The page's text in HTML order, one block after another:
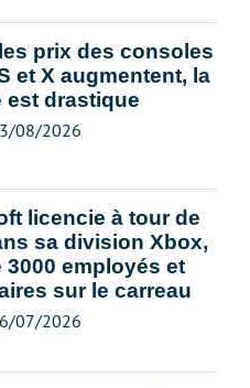
prix des consoles
et X augmentent, la
est drastique
08/2026
licencie à tour de
sa division Xbox,
3000 employés et
sur le carreau
07/2026